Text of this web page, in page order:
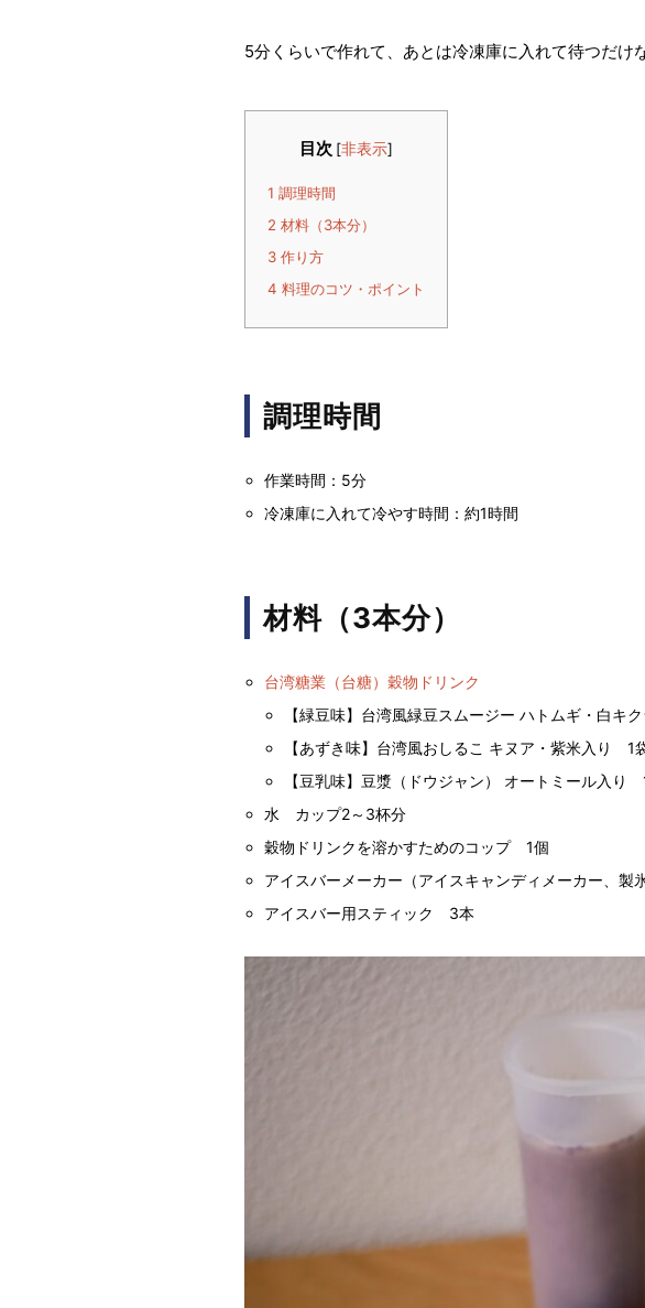
5分くらいで作れて、あとは冷凍庫に入れて待つだけ
目次 [非表示]
1 調理時間
2 材料（3本分）
3 作り方
4 料理のコツ・ポイント
調理時間
作業時間：5分
冷凍庫に入れて冷やす時間：約1時間
材料（3本分）
台湾糖業（台糖）穀物ドリンク
【緑豆味】台湾風緑豆スムージー ハトムギ・白キ
【あずき味】台湾風おしるこ キヌア・紫米入り 1
【豆乳味】豆漿（ドウジャン） オートミール入り
水 カップ2～3杯分
穀物ドリンクを溶かすためのコップ 1個
アイスバーメーカー（アイスキャンディメーカー、
アイスバー用スティック 3本